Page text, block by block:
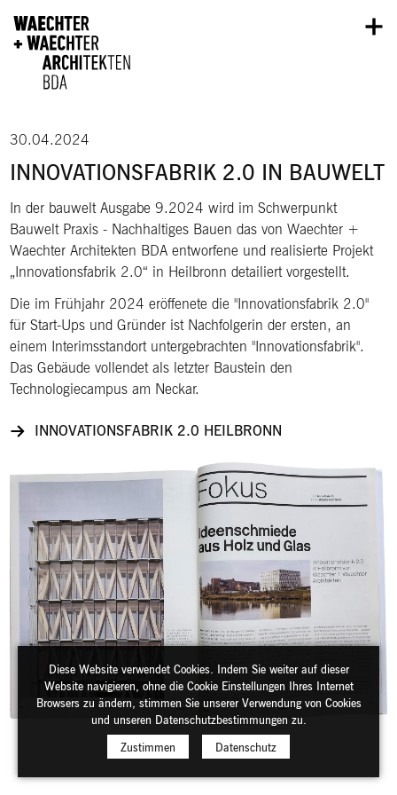
30.04.2024
INNOVATIONSFABRIK 2.0 IN BAUWELT
In der bauwelt Ausgabe 9.2024 wird im Schwerpunkt
Bauwelt Praxis - Nachhaltiges Bauen das von Waechter +
Waechter Architekten BDA entworfene und realisierte Projekt
„Innovationsfabrik 2.0“ in Heilbronn detailiert vorgestellt.
Die im Frühjahr 2024 eröffenete die "Innovationsfabrik 2.0"
für Start-Ups und Gründer ist Nachfolgerin der ersten, an
einem Interimsstandort untergebrachten "Innovationsfabrik".
Das Gebäude vollendet als letzter Baustein den
Technologiecampus am Neckar.
INNOVATIONSFABRIK 2.0 HEILBRONN
Diese Website verwendet Cookies. Indem Sie weiter auf dieser
Website navigieren, ohne die Cookie Einstellungen Ihres Internet
Browsers zu ändern, stimmen Sie unserer Verwendung von Cookies
und unseren Datenschutzbestimmungen zu.
Zustimmen
Datenschutz